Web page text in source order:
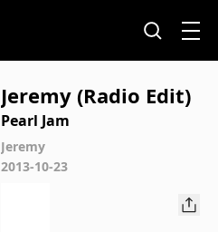
Jeremy (Radio Edit)
Pearl Jam
Jeremy
2013-10-23